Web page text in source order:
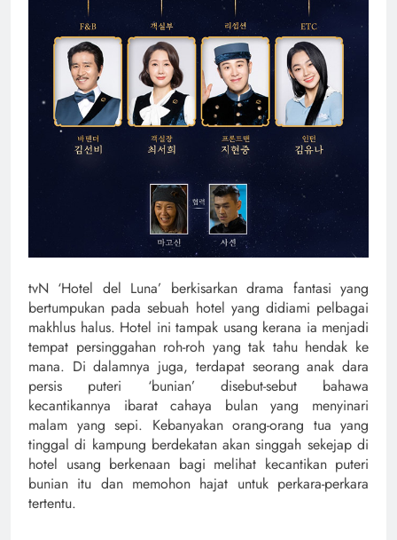
tvN ‘Hotel del Luna’ berkisarkan drama fantasi yang
bertumpukan pada sebuah hotel yang didiami pelbagai
makhlus halus. Hotel ini tampak usang kerana ia menjadi
tempat persinggahan roh-roh yang tak tahu hendak ke
mana. Di dalamnya juga, terdapat seorang anak dara
persis puteri ‘bunian’ disebut-sebut bahawa
kecantikannya ibarat cahaya bulan yang menyinari
malam yang sepi. Kebanyakan orang-orang tua yang
tinggal di kampung berdekatan akan singgah sekejap di
hotel usang berkenaan bagi melihat kecantikan puteri
bunian itu dan memohon hajat untuk perkara-perkara
tertentu.